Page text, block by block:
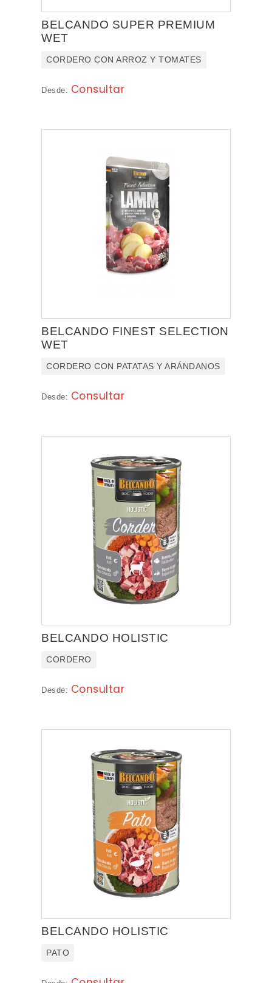
BELCANDO SUPER PREMIUM
WET
CORDERO CON ARROZ Y TOMATES
Desde: Consultar
BELCANDO FINEST SELECTION
WET
CORDERO CON PATATAS Y ARÁNDANOS
Desde: Consultar
BELCANDO HOLISTIC
CORDERO
Desde: Consultar
BELCANDO HOLISTIC
PATO